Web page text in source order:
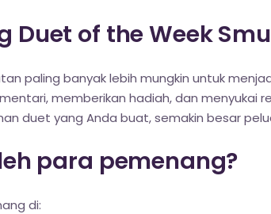
of the Week
paling banyak lebih mungkin untuk
memberikan hadiah, dan menyukai
duet yang Anda buat, semakin besar
para pemenang?
di: